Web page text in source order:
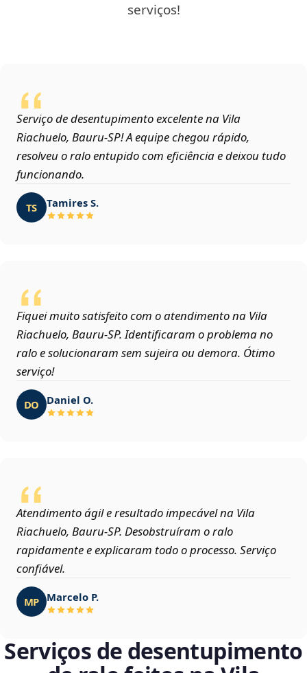
serviços!
Serviço de desentupimento excelente na Vila
Riachuelo, Bauru‑SP! A equipe chegou rápido,
resolveu o ralo entupido com eficiência e deixou tudo
funcionando.
TS Tamires S.
Fiquei muito satisfeito com o atendimento na Vila
Riachuelo, Bauru‑SP. Identificaram o problema no
ralo e solucionaram sem sujeira ou demora. Ótimo
serviço!
DO Daniel O.
Atendimento ágil e resultado impecável na Vila
Riachuelo, Bauru‑SP. Desobstruíram o ralo
rapidamente e explicaram todo o processo. Serviço
confiável.
MP Marcelo P.
Serviços de desentupimento